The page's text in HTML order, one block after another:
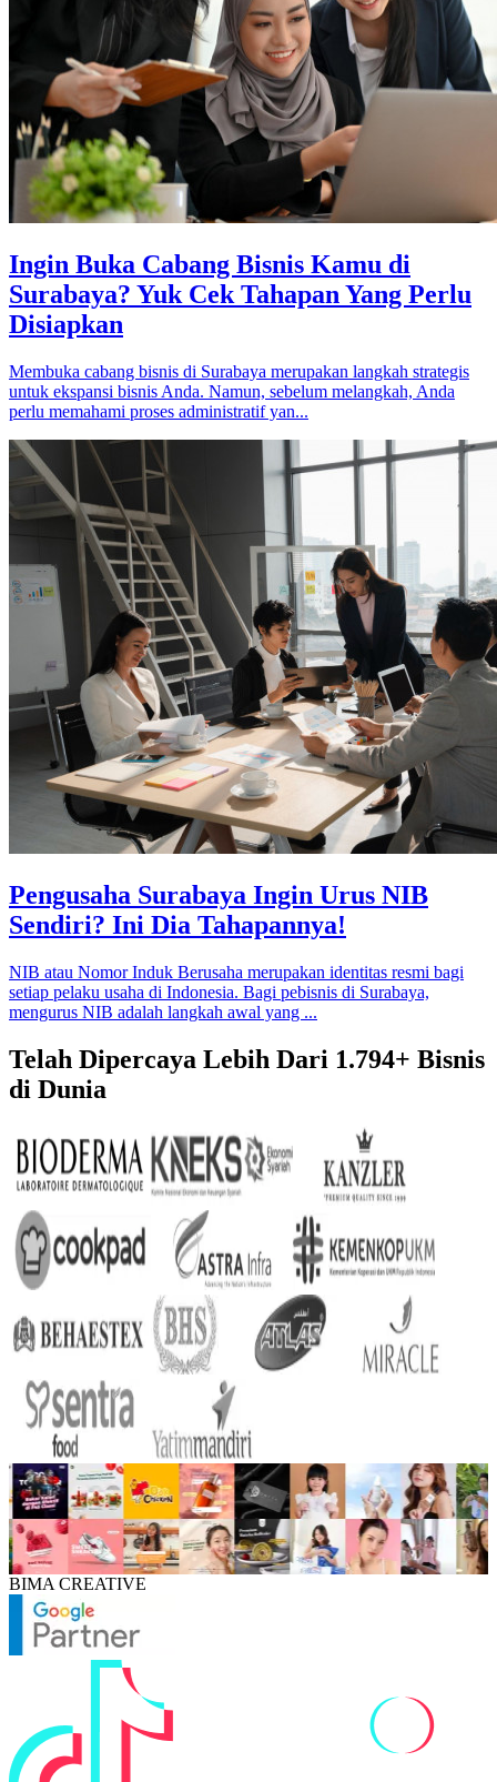
Ingin Buka Cabang Bisnis Kamu di
Surabaya? Yuk Cek Tahapan Yang Perlu
Disiapkan
Membuka cabang bisnis di Surabaya merupakan langkah strategis
untuk ekspansi bisnis Anda. Namun, sebelum melangkah, Anda
perlu memahami proses administratif yan...
Pengusaha Surabaya Ingin Urus NIB
Sendiri? Ini Dia Tahapannya!
NIB atau Nomor Induk Berusaha merupakan identitas resmi bagi
setiap pelaku usaha di Indonesia. Bagi pebisnis di Surabaya,
mengurus NIB adalah langkah awal yang ...
Telah Dipercaya Lebih Dari 1.794+ Bisnis
di Dunia
BIMA CREATIVE